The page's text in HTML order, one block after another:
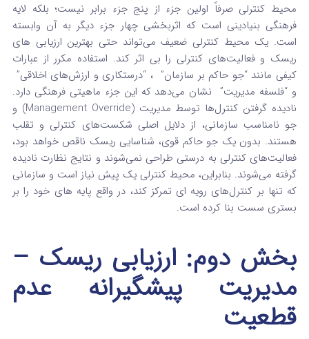
محیط کنترلی صرفاً اولین جزء از پنج جزء برابر نیست؛ بلکه لایه
فرهنگی بنیادینی است که اثربخشی چهار جزء دیگر به آن وابسته
است. یک محیط کنترلی ضعیف می‌تواند حتی بهترین ارزیابی‌ های
ریسک و فعالیت‌های کنترلی را بی‌ اثر کند. استفاده مکرر از عبارات
کیفی مانند “جو حاکم بر سازمان”، “درستکاری و ارزش‌های اخلاقی”
و “فلسفه مدیریت” نشان می‌دهد که این جزء ماهیتی فرهنگی دارد.
نادیده گرفتن کنترل‌ها توسط مدیریت (Management Override) و
جو نامناسب سازمانی، از دلایل اصلی شکست‌های کنترلی و تقلب
هستند. بدون یک جو حاکم قوی، شناسایی ریسک ناقص خواهد بود،
فعالیت‌های کنترلی به درستی طراحی نمی‌شوند و نتایج نظارت نادیده
گرفته می‌شوند. بنابراین، محیط کنترلی یک پیش نیاز است و سازمانی
که تنها بر کنترل‌های رویه ای تمرکز کند، در واقع پایه‌ های خود را بر
بستری سست بنا کرده است.
بخش دوم: ارزیابی ریسک –
مدیریت پیشگیرانه عدم
قطعیت